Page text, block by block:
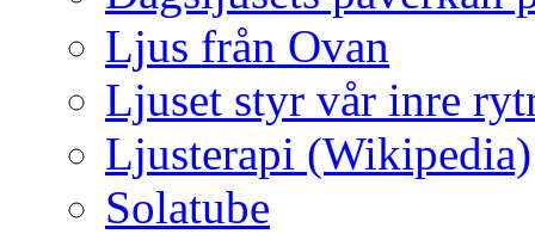
Ljus från Ovan
Ljuset styr vår inre
Ljusterapi (Wikipedia)
Solatube